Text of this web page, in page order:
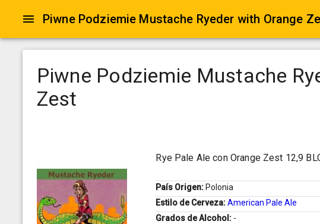
Piwne Podziemie Mustache Ryeder with Orange
Piwne Podziemie Mustache
Zest
Rye Pale Ale con Orange Zest 12,9
País Origen: Polonia
Estilo de Cerveza:American Pale Ale
Grados de Alcohol: -